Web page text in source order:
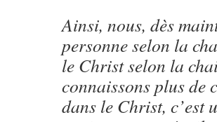
Ainsi, nous, dès
personne selon la
le Christ selon la
connaissons plus de
dans le Christ, c’est